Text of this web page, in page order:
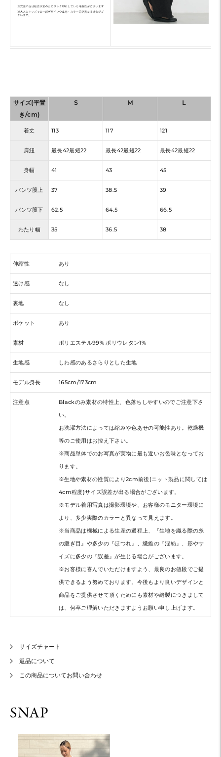
サイズ(平置
き/cm)
S M L
着丈 113 117 121
肩紐 最長42最短22 最長42最短22 最長42最短22
身幅 41 43 45
パンツ股上 37 38.5 39
パンツ股下 62.5 64.5 66.5
わたり幅 35 36.5 38
伸縮性 あり
透け感 なし
裏地 なし
ポケット あり
素材 ポリエステル99% ポリウレタン1%
生地感 しわ感のあるさらりとした生地
モデル身長 165cm/173cm
注意点
Blackのみ素材の特性上、色落ちしやすいのでご注意下さ
い。
お洗濯方法によっては縮みや色あせの可能性あり。乾燥機
等のご使用はお控え下さい。
※商品単体でのお写真が実物に最も近いお色味となってお
ります。
※生地や素材の性質により2cm前後(ニット製品に関しては
4cm程度)サイズ誤差が出る場合がございます。
※モデル着用写真は撮影環境や、お客様のモニター環境に
より、多少実際のカラーと異なって見えます。
※当商品は機械による生産の過程上、『生地を織る際の糸
の継ぎ目』や多少の『ほつれ』、繊維の『混紡』、形やサ
イズに多少の『誤差』が生じる場合がございます。
※お客様に喜んでいただけますよう、最良のお値段でご提
供できるよう努めております。今後もより良いデザインと
商品をご提供させて頂くためにも素材や縫製につきまして
は、何卒ご理解いただきますようお願い申し上げます。
サイズチャート
返品について
この商品についてお問い合わせ